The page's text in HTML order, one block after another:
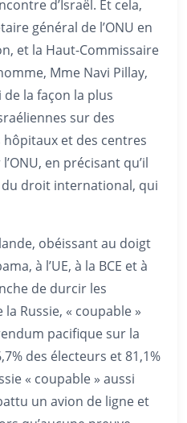
d’Israël. Et cela,
général de l’ONU en
et la Haut-Commissaire
Mme Navi Pillay,
la façon la plus
sur des
hôpitaux et des centres
en précisant qu’il
du droit international, qui
obéissant au doigt
à l’UE, à la BCE et à
de durcir les
Russie, « coupable »
pacifique sur la
des électeurs et 81,1%
« coupable » aussi
un avion de ligne et